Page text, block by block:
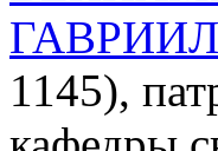
1145),